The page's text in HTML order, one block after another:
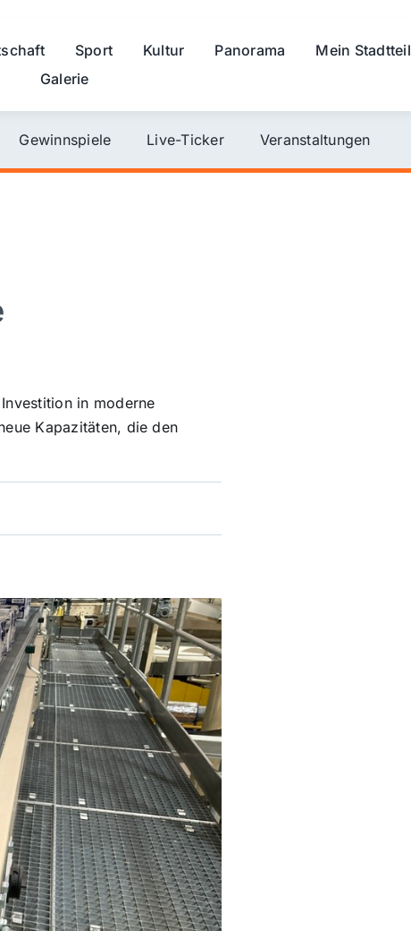
Sport Kultur Panorama
Mein Stadtteil
Galerie
Gewinnspiele Live-Ticker Veranstaltungen
in moderne
Kapazitäten, die den